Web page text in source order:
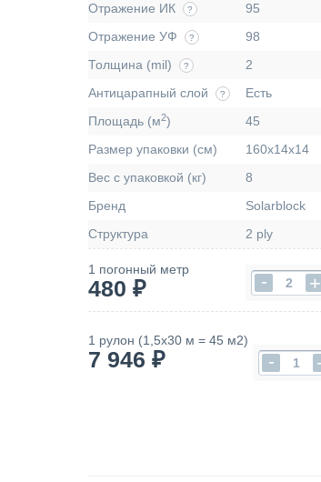
Отражение ИК
?
95
Отражение УФ
?
98
Толщина (mil)
?
2
Антицарапный слой
?
Есть
Площадь (м2)
45
Размер упаковки (см)
160х14х14
Вес с упаковкой (кг)
8
Бренд
Solarblock
Структура
2 ply
1 погонный метр
480 ₽ - +
1 рулон (1,5х30 м = 45 м2)
7 946 ₽ -